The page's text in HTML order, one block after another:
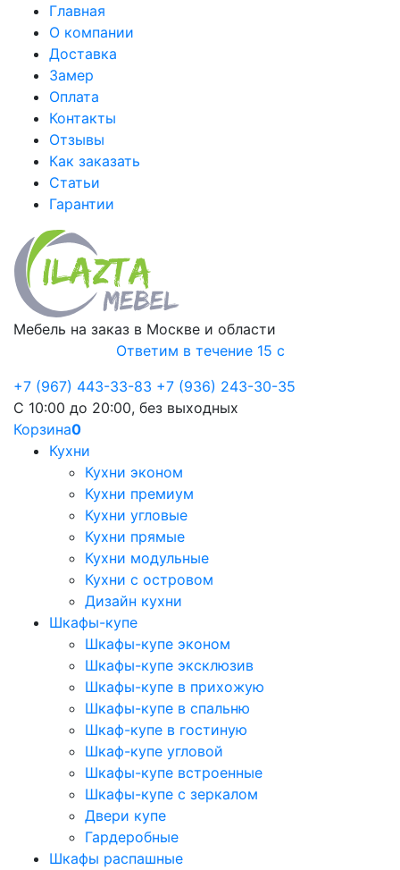
Главная
О компании
Доставка
Замер
Оплата
Контакты
Отзывы
Как заказать
Статьи
Гарантии
Мебель на заказ в Москве и области
Ответим в течение 15 с
+7 (967) 443-33-83 +7 (936) 243-30-35
С 10:00 до 20:00, без выходных
Корзина0
Кухни
Кухни эконом
Кухни премиум
Кухни угловые
Кухни прямые
Кухни модульные
Кухни с островом
Дизайн кухни
Шкафы-купе
Шкафы-купе эконом
Шкафы-купе эксклюзив
Шкафы-купе в прихожую
Шкафы-купе в спальню
Шкаф-купе в гостиную
Шкаф-купе угловой
Шкафы-купе встроенные
Шкафы-купе с зеркалом
Двери купе
Гардеробные
Шкафы распашные